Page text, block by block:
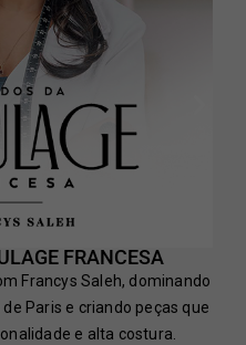
FRANCESA
Francys Saleh, dominando
Paris e criando peças que
e alta costura.